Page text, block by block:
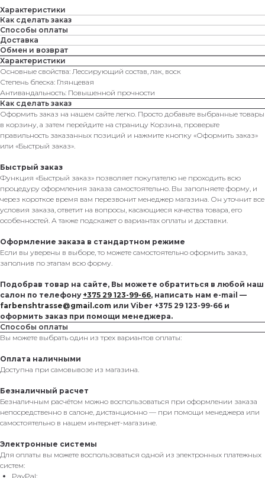
Характеристики
Как сделать заказ
Способы оплаты
Доставка
Обмен и возврат
Характеристики
Основные свойства: Лессирующий состав, лак, воск
Степень блеска: Глянцевая
Антивандальность: Повышенной прочности
Как сделать заказ
Оформить заказ на нашем сайте легко. Просто добавьте выбранные товары
в корзину, а затем перейдите на страницу Корзина, проверьте
правильность заказанных позиций и нажмите кнопку «Оформить заказ»
или «Быстрый заказ».
Быстрый заказ
Функция «Быстрый заказ» позволяет покупателю не проходить всю
процедуру оформления заказа самостоятельно. Вы заполняете форму, и
через короткое время вам перезвонит менеджер магазина. Он уточнит все
условия заказа, ответит на вопросы, касающиеся качества товара, его
особенностей. А также подскажет о вариантах оплаты и доставки.
Оформление заказа в стандартном режиме
Если вы уверены в выборе, то можете самостоятельно оформить заказ,
заполнив по этапам всю форму.
Подобрав товар на сайте, Вы можете обратиться в любой наш
салон по телефону +375 29 123-99-66, написать нам e-mail —
farbenshtrasse@gmail.com или Viber +375 29 123-99-66 и
оформить заказ при помощи менеджера.
Способы оплаты
Вы можете выбрать один из трех вариантов оплаты:
Оплата наличными
Доступна при самовывозе из магазина.
Безналичный расчет
Безналичным расчётом можно воспользоваться при оформлении заказа
непосредственно в салоне, дистанционно — при помощи менеджера или
самостоятельно в нашем интернет-магазине.
Электронные системы
Для оплаты вы можете воспользоваться одной из электронных платежных
систем:
PayPal;